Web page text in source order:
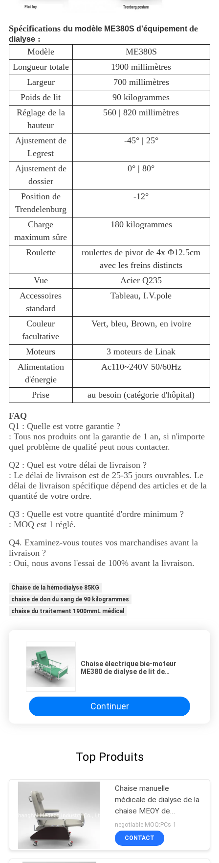
Spécifications du modèle ME380S d'équipement de
dialyse :
Modèle
ME380S
Longueur totale
1900 millimètres
Largeur
700 millimètres
Poids de lit
90 kilogrammes
Réglage de la
hauteur
560 | 820 millimètres
Ajustement de
Legrest
-45° | 25°
Ajustement de
dossier
0° | 80°
Position de
Trendelenburg
-12°
Charge
maximum sûre
180 kilogrammes
Roulette
roulettes de pivot de 4x Φ12.5cm
avec les freins distincts
Vue
Acier Q235
Accessoires
standard
Tableau, I.V.pole
Couleur
facultative
Vert, bleu, Brown, en ivoire
Moteurs
3 moteurs de Linak
Alimentation
d'énergie
Ac110~240V 50/60Hz
Prise au besoin (catégorie d'hôpital)
FAQ
Q1 : Quelle est votre garantie ?
: Tous nos produits ont la garantie de 1 an, si n'importe
quel problème de qualité peut nous contacter.
Q2 : Quel est votre délai de livraison ?
: Le délai de livraison est de 25-35 jours ouvrables. Le
délai de livraison spécifique dépend des articles et de la
quantité de votre ordre.
Q3 : Quelle est votre quantité d'ordre minimum ?
: MOQ est 1 réglé.
Q4. Examinez-vous toutes vos marchandises avant la
livraison ?
: Oui, nous avons l'essai de 100% avant la livraison.
Chaise de la hémodialyse 85KG
chaise de don du sang de 90 kilogrammes
chaise du traitement 1900mmL médical
Chaise électrique bie-moteur
ME380 de dialyse de lit de
Continuer
Top Produits
Chaise manuelle
médicale de dialyse de la
chaise MEOY de
hémodialyse d'hôpital
negotiable MOQ:PCs 1
CONTACT